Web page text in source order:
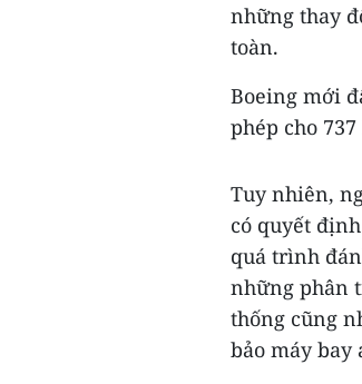
những thay
toàn.
Boeing mới
phép cho
Tuy nhiên,
có quyết
quá trình
những phân
thống cũng
bảo máy